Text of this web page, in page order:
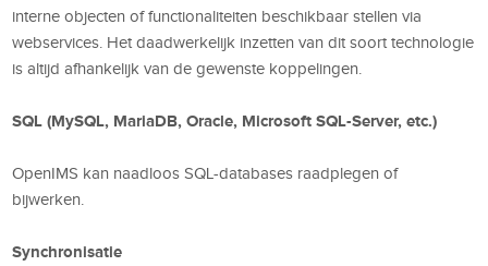
interne objecten of functionaliteiten beschikbaar stellen via
webservices. Het daadwerkelijk inzetten van dit soort technologie
is altijd afhankelijk van de gewenste koppelingen.
SQL (MySQL, MariaDB, Oracle, Microsoft SQL-Server, etc.)
OpenIMS kan naadloos SQL-databases raadplegen of
bijwerken.
Synchronisatie